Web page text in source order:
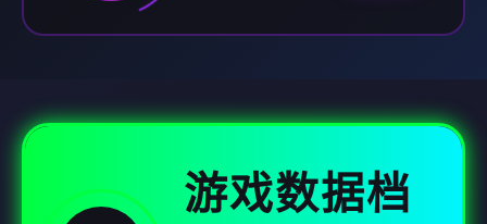
游戏数据档